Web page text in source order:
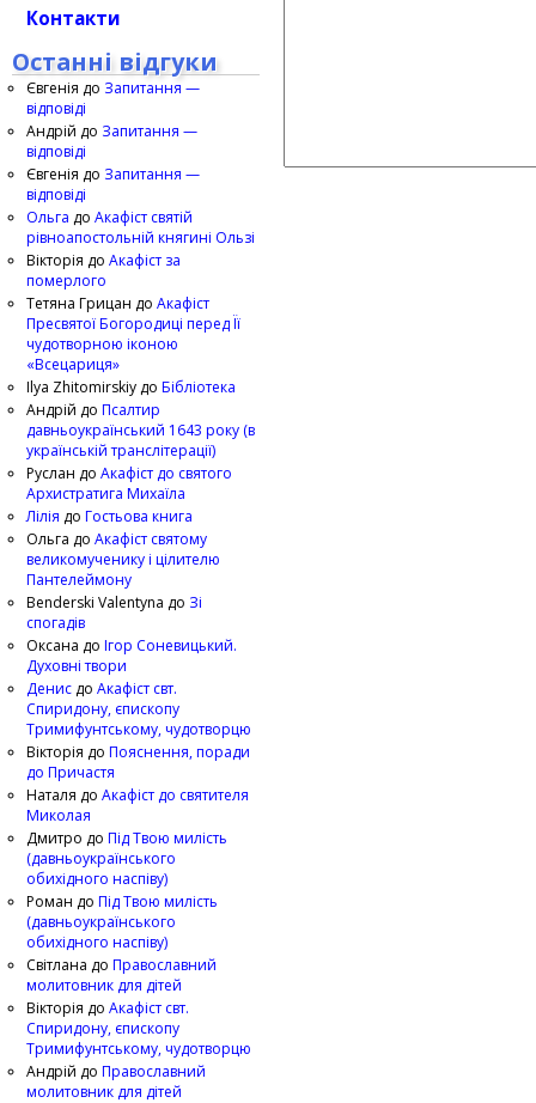
Контакти
Останні відгуки
Євгенія до Запитання —
відповіді
Андрій до Запитання —
відповіді
Євгенія до Запитання —
відповіді
Ольга до Акафіст святій
рівноапостольній княгині Ользі
Вікторія до Акафіст за
померлого
Тетяна Грицан до Акафіст
Пресвятої Богородиці перед Її
чудотворною іконою
«Всецариця»
Ilya Zhitomirskiy до Бібліотека
Андрій до Псалтир
давньоукраїнський 1643 року (в
українській транслітерації)
Руслан до Акафіст до святого
Архистратига Михаїла
Лілія до Гостьова книга
Ольга до Акафіст святому
великомученику і цілителю
Пантелеймону
Benderski Valentyna до Зі
спогадів
Оксана до Ігор Соневицький.
Духовні твори
Денис до Акафіст свт.
Спиридону, єпископу
Тримифунтському, чудотворцю
Вікторія до Пояснення, поради
до Причастя
Наталя до Акафіст до святителя
Миколая
Дмитро до Під Твою милість
(давньоукраїнського
обихідного наспіву)
Роман до Під Твою милість
(давньоукраїнського
обихідного наспіву)
Світлана до Православний
молитовник для дітей
Вікторія до Акафіст свт.
Спиридону, єпископу
Тримифунтському, чудотворцю
Андрій до Православний
молитовник для дітей